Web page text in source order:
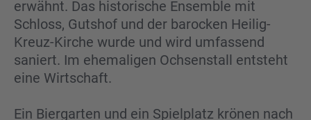
erwähnt. Das historische Ensemble mit
Schloss, Gutshof und der barocken Heilig-
Kreuz-Kirche wurde und wird umfassend
saniert. Im ehemaligen Ochsenstall entsteht
eine Wirtschaft.
Ein Biergarten und ein Spielplatz krönen nach